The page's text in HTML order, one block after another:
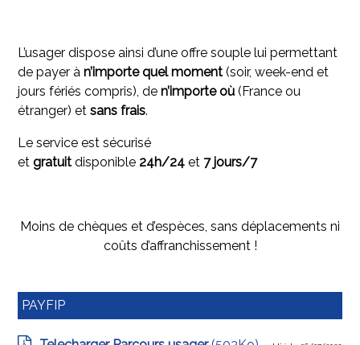
L’usager dispose ainsi d’une offre souple lui permettant
de payer àn’importe quel moment (soir, week-end et
jours fériés compris), den’importe où (France ou
étranger) etsans frais.
Le service est sécurisé
etgratuit disponible 24h/24 et 7 jours/7
Moins de chèques et d’espèces, sans déplacements ni
coûts d’affranchissement !
PAYFIP